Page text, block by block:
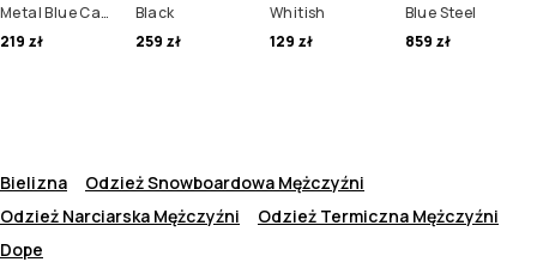
Metal Blue Camo
219 zł
Black
259 zł
Whitish
129 zł
Blue Steel
859 zł
Bielizna
Odzież Snowboardowa Mężczyźni
Odzież Narciarska Mężczyźni
Odzież Termiczna Mężczyźni
Dope